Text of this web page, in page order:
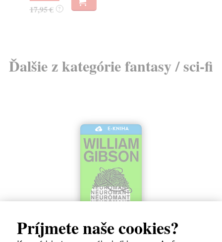
Príjmete naše cookies?
17,95 € ?
Ďalšie z kategórie fantasy / sci-fi
E-KNIHA